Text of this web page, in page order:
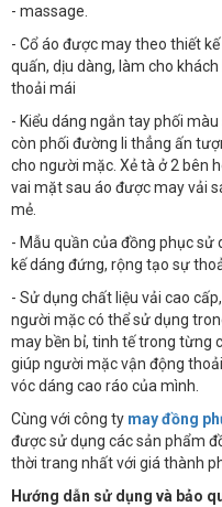
- massage.
- Cổ áo được may theo thiết
quấn, dịu dàng, làm cho
thoải mái
- Kiểu dáng ngắn tay phối
còn phối đường li thẳng ấn
cho người mặc. Xẻ tà ở 2 bên
vai mặt sau áo được may vải
mẻ.
- Mẫu quần của đồng phục sử
kế dáng đứng, rộng tạo sự
- Sử dụng chất liệu vải cao
người mặc có thể sử dụng
may bền bỉ, tinh tế trong từng
giúp người mặc vận động
vóc dáng cao ráo của mình.
Cùng với công ty may đồng
được sử dụng các sản phẩm
thời trang nhất với giá thành
Hướng dẫn sử dụng và bảo